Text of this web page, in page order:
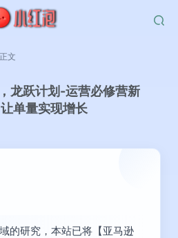
正文
龙跃计划-运营必修营新
单量实现增长
的研究，本站已将【亚马逊